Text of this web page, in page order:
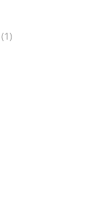
(1)